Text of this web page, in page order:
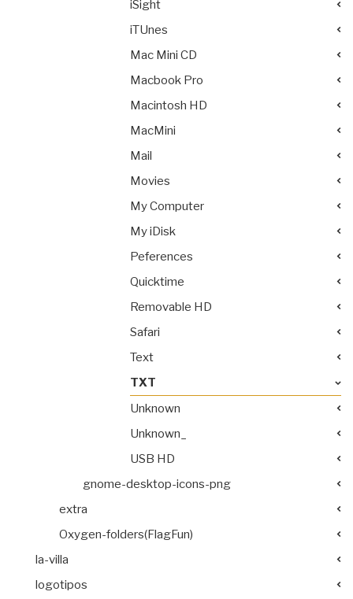
iSight
iTUnes
Mac Mini CD
Macbook Pro
Macintosh HD
MacMini
Mail
Movies
My Computer
My iDisk
Peferences
Quicktime
Removable HD
Safari
Text
TXT
Unknown
Unknown_
USB HD
gnome-desktop-icons-png
extra
Oxygen-folders(FlagFun)
la-villa
logotipos